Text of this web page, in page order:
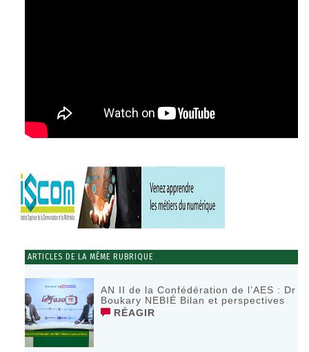
ARTICLES DE LA MÊME RUBRIQUE
AN II de la Confédération de l’AES : Dr
Boukary NEBIÉ Bilan et perspectives
RÉAGIR